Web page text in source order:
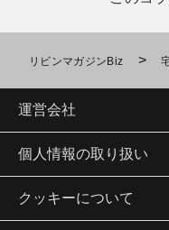
リビンマガジンBiz >
運営会社
個人情報の取り扱い
クッキーについて